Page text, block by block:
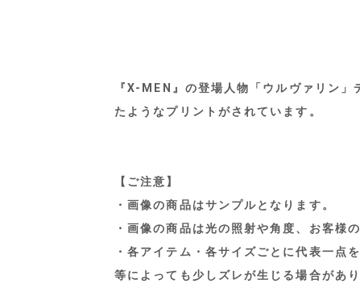
『X-MEN』の登場人物「ウルヴァリン
たようなプリントがされています。
【ご注意】
・画像の商品はサンプルとなります。
・画像の商品は光の照射や角度、お客様
・各アイテム・各サイズごとに代表一点
等によっても少しズレが生じる場合があ